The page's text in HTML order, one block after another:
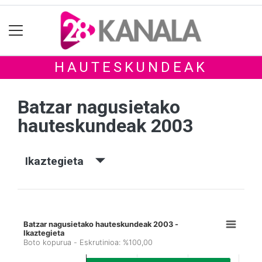
HAUTESKUNDEAK
Batzar nagusietako
hauteskundeak 2003
Ikaztegieta
Batzar nagusietako hauteskundeak 2003 -
Ikaztegieta
Boto kopurua - Eskrutinioa: %100,00